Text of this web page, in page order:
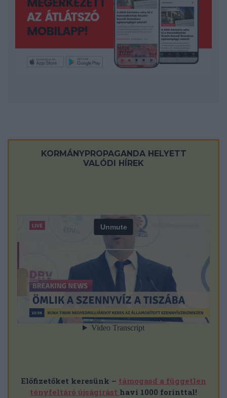
KORMÁNYPROPAGANDA HELYETT
VALÓDI HÍREK
Előfizetőket keresünk – támogasd a független
tényfeltáró újságírást havi 1000 forinttal!